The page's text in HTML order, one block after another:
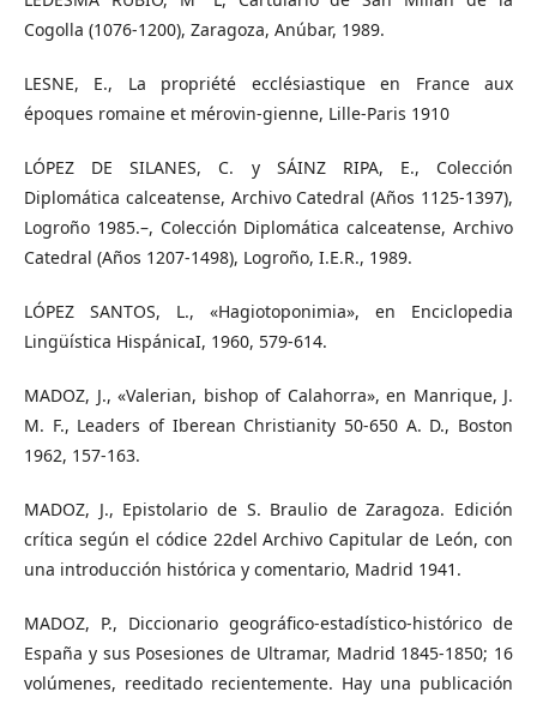
Cogolla (1076-1200), Zaragoza, Anúbar, 1989.
LESNE, E., La propriété ecclésiastique en France aux
époques romaine et mérovin-gienne, Lille-Paris 1910
LÓPEZ DE SILANES, C. y SÁINZ RIPA, E., Colección
Diplomática calceatense, Archivo Catedral (Años 1125-1397),
Logroño 1985.–, Colección Diplomática calceatense, Archivo
Catedral (Años 1207-1498), Logroño, I.E.R., 1989.
LÓPEZ SANTOS, L., «Hagiotoponimia», en Enciclopedia
Lingüística HispánicaI, 1960, 579-614.
MADOZ, J., «Valerian, bishop of Calahorra», en Manrique, J.
M. F., Leaders of Iberean Christianity 50-650 A. D., Boston
1962, 157-163.
MADOZ, J., Epistolario de S. Braulio de Zaragoza. Edición
crítica según el códice 22del Archivo Capitular de León, con
una introducción histórica y comentario, Madrid 1941.
MADOZ, P., Diccionario geográfico-estadístico-histórico de
España y sus Posesiones de Ultramar, Madrid 1845-1850; 16
volúmenes, reeditado recientemente. Hay una publicación